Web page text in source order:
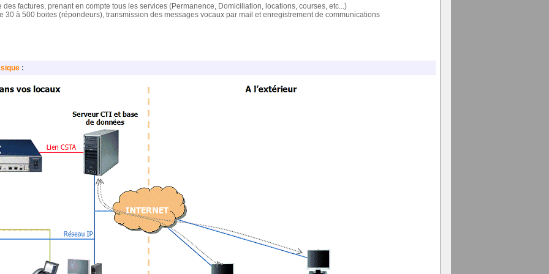
factures, prenant en compte tous les services (Permanence, Domiciliation, locations, courses, etc...)
30 à 500 boites (répondeurs), transmission des messages vocaux par mail et enregistrement de communications
: